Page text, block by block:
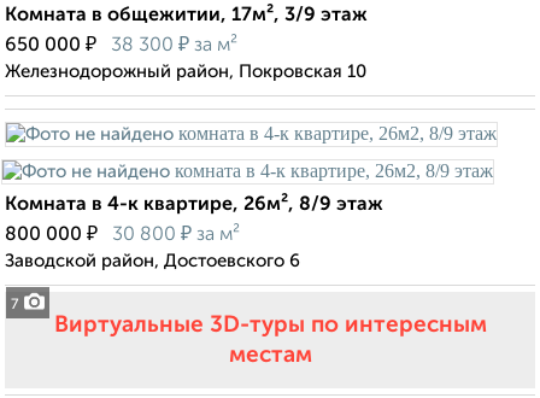
Комната в общежитии, 17м², 3/9 этаж
650 000 ₽ 38 300 ₽ за м²
Железнодорожный район, Покровская 10
7
Комната в 4-к квартире, 26м², 8/9 этаж
800 000 ₽ 30 800 ₽ за м²
Заводской район, Достоевского 6
Виртуальные 3D-туры по интересным
местам